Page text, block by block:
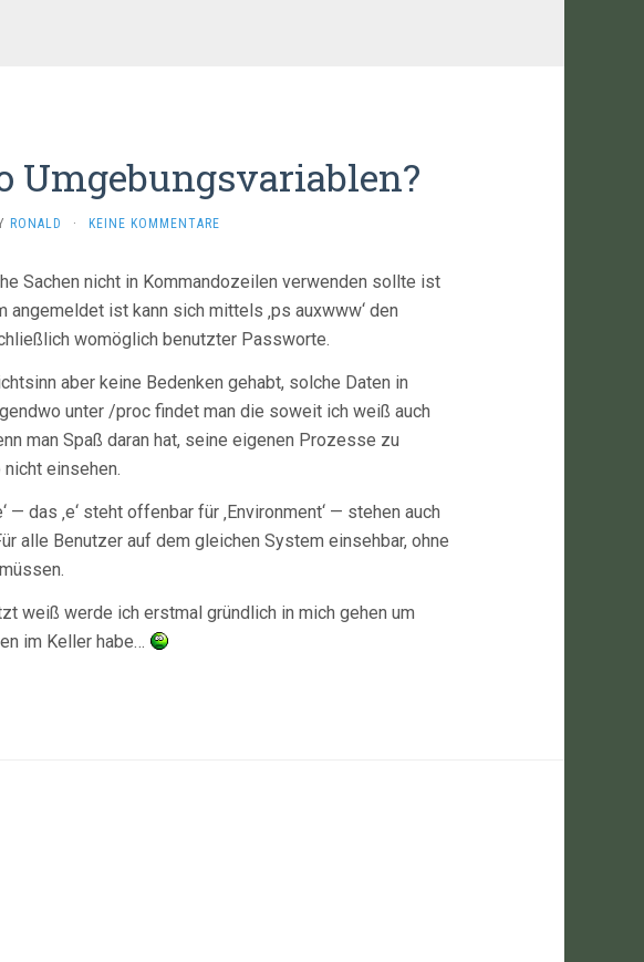
Umgebungsvariablen?
RONALD · KEINE KOMMENTARE
Sachen nicht in Kommandozeilen verwenden sollte ist
ist kann sich mittels ‚ps auxwww‘ den
womöglich benutzter Passworte.
aber keine Bedenken gehabt, solche Daten in
unter /proc findet man die soweit ich weiß auch
man Spaß daran hat, seine eigenen Prozesse zu
einsehen.
— das ‚e‘ steht offenbar für ‚Environment‘ — stehen auch
alle Benutzer auf dem gleichen System einsehbar, ohne
weiß werde ich erstmal gründlich in mich gehen um
im Keller habe…